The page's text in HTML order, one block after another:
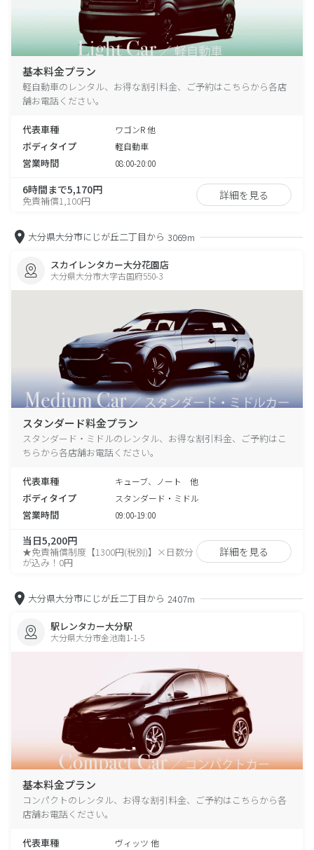
基本料金プラン
軽自動車のレンタル、お得な割引料金、ご予約はこちらから各店
舗お電話ください。
代表車種 ワゴンR 他
ボディタイプ 軽自動車
営業時間 08:00-20:00
6時間まで5,170円
免責補償1,100円 詳細を見る
大分県大分市にじが丘二丁目から 3069m
スカイレンタカー大分花園店
大分県大分市大字古国府550-3
スタンダード料金プラン
スタンダード・ミドルのレンタル、お得な割引料金、ご予約はこ
ちらから各店舗お電話ください。
代表車種 キューブ、ノート 他
ボディタイプ スタンダード・ミドル
営業時間 09:00-19:00
当日5,200円
★免責補償制度【1300円(税別)】×日数分
が込み！0円
詳細を見る
大分県大分市にじが丘二丁目から 2407m
駅レンタカー大分駅
大分県大分市金池南1-1-5
基本料金プラン
コンパクトのレンタル、お得な割引料金、ご予約はこちらから各
店舗お電話ください。
代表車種 ヴィッツ 他